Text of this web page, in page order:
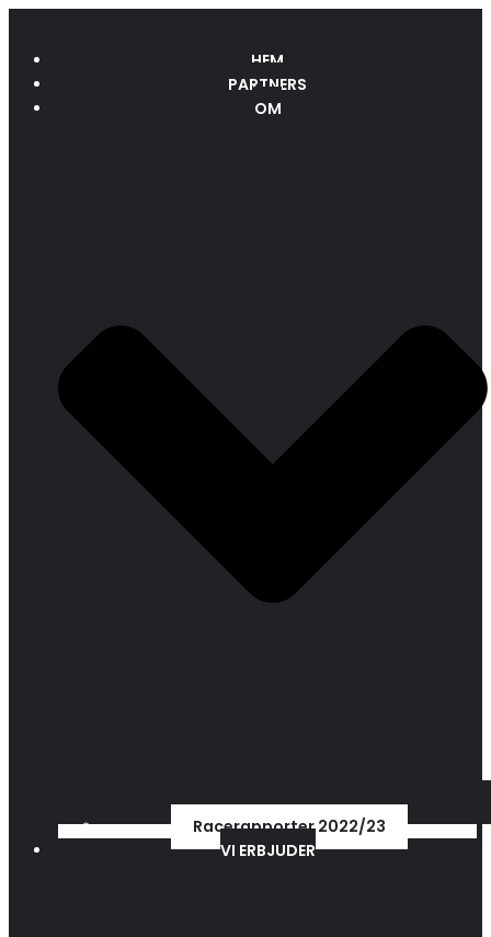
HEM
PARTNERS
OM
Racerapporter 2022/23
VI ERBJUDER